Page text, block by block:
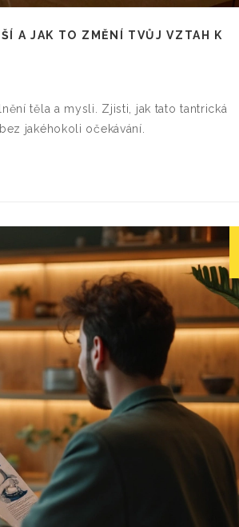
A JAK TO ZMĚNÍ TVŮJ VZTAH K
těla a mysli. Zjisti, jak tato tantrická
jakéhokoli očekávání.